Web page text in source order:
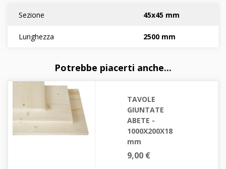
Sezione 45x45 mm
Lunghezza 2500 mm
Potrebbe piacerti anche...
TAVOLE
GIUNTATE
ABETE -
1000X200X18
mm
9,00 €